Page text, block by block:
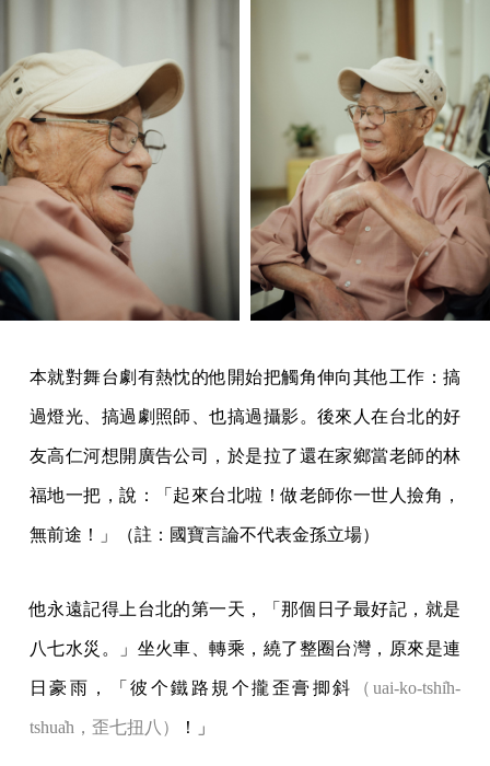
本就對舞台劇有熱忱的他開始把觸角伸向其他工作：搞
過燈光、搞過劇照師、也搞過攝影。後來人在台北的好
友高仁河想開廣告公司，於是拉了還在家鄉當老師的林
福地一把，說：「起來台北啦！做老師你一世人撿角，
無前途！」（註：國寶言論不代表金孫立場）
他永遠記得上台北的第一天，「那個日子最好記，就是
八七水災。」坐火車、轉乘，繞了整圈台灣，原來是連
日豪雨，「彼个鐵路規个攏歪膏揤斜 （uai-ko-tshi̍h-
tshua̍h，歪七扭八） ！」